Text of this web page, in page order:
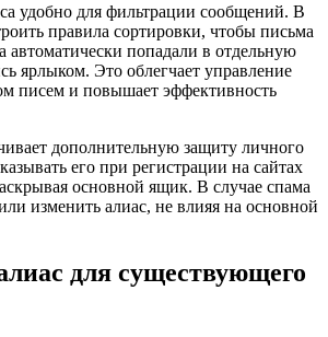
удобно для фильтрации сообщений. В
правила сортировки, чтобы письма
автоматически попадали в отдельную
ярлыком. Это облегчает управление
писем и повышает эффективность
дополнительную защиту личного
его при регистрации на сайтах
основной ящик. В случае спама
изменить алиас, не влияя на основной
для существующего